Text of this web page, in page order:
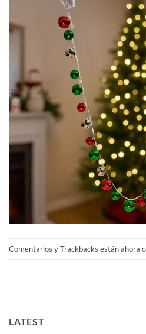
Comentarios y Trackbacks están ahora
LATEST